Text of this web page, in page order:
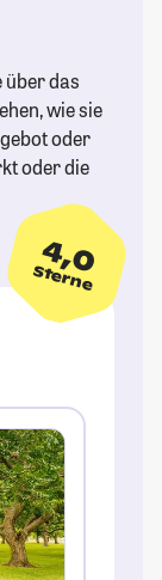
über das
wie sie
oder
oder die
4,0
Sterne